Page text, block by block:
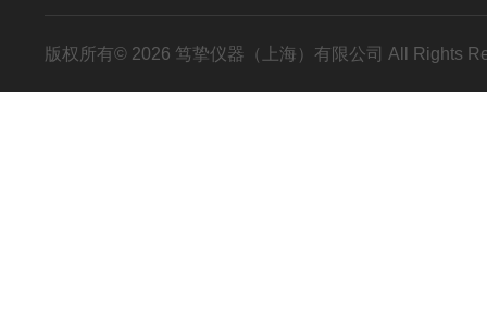
版权所有© 2026 笃挚仪器（上海）有限公司 All Rights